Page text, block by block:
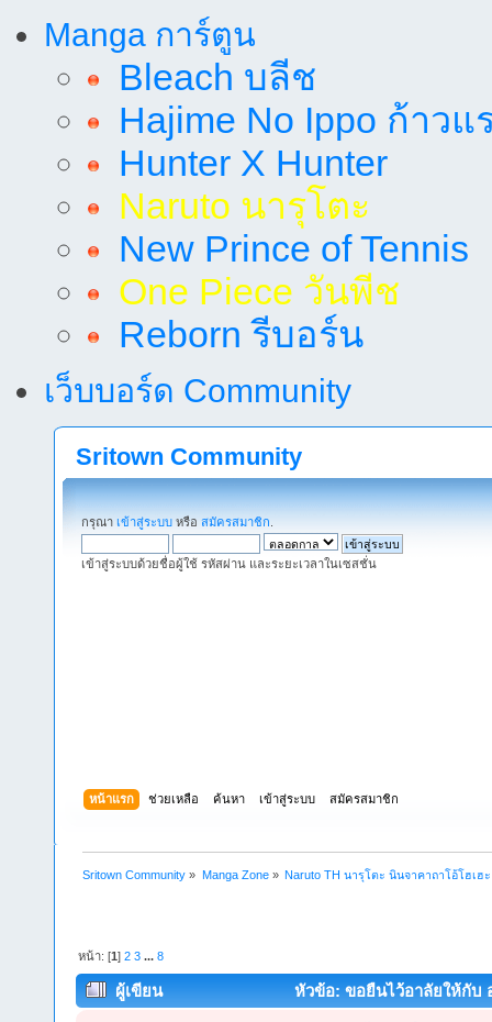
Manga การ์ตูน
Bleach บลีช
Hajime No Ippo ก้าวแ
Hunter X Hunter
Naruto นารุโตะ
New Prince of Tennis
One Piece วันพีช
Reborn รีบอร์น
เว็บบอร์ด Community
Sritown Community
กรุณา เข้าสู่ระบบ หรือ สมัครสมาชิก
เข้าสู่ระบบด้วยชื่อผู้ใช้ รหัสผ่าน และระยะเวลาในเซสชั่น
หน้าแรก ช่วยเหลือ ค้นหา เข้าสู่ระบบ สมัครสมาชิก
Sritown Community » Manga Zone» Naruto TH นารุโตะ นินจาคาถาโอ้โฮเฮ
หน้า: [1]2 3 ...8
ผู้เขียน หัวข้อ: ขอยืนไว้อาลัยให้กับ